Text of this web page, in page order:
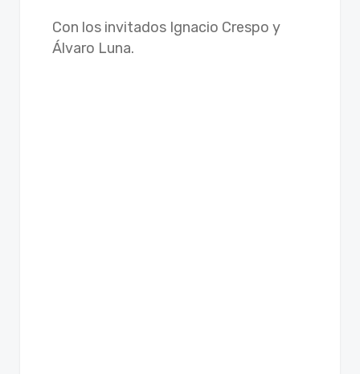
Con los invitados Ignacio Crespo y
Álvaro Luna.